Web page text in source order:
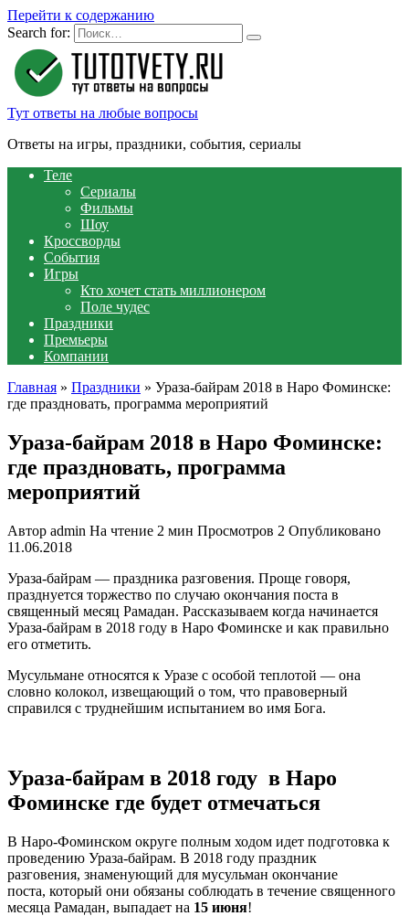
Перейти к содержанию
Search for:
Тут ответы на любые вопросы
Ответы на игры, праздники, события, сериалы
Теле
Сериалы
Фильмы
Шоу
Кроссворды
События
Игры
Кто хочет стать миллионером
Поле чудес
Праздники
Премьеры
Компании
Главная » Праздники » Ураза-байрам 2018 в Наро Фоминске:
где праздновать, программа мероприятий
Ураза-байрам 2018 в Наро Фоминске:
где праздновать, программа
мероприятий
Автор admin На чтение 2 мин Просмотров 2 Опубликовано
11.06.2018
Ураза-байрам — праздника разговения. Проще говоря,
празднуется торжество по случаю окончания поста в
священный месяц Рамадан. Рассказываем когда начинается
Ураза-байрам в 2018 году в Наро Фоминске и как правильно
его отметить.
Мусульмане относятся к Уразе с особой теплотой — она
словно колокол, извещающий о том, что правоверный
справился с труднейшим испытанием во имя Бога.
Ураза-байрам в 2018 году в Наро
Фоминске где будет отмечаться
В Наро-Фоминском округе полным ходом идет подготовка к
проведению Ураза-байрам. В 2018 году праздник
разговения, знаменующий для мусульман окончание
поста, который они обязаны соблюдать в течение священного
месяца Рамадан, выпадает на 15 июня!